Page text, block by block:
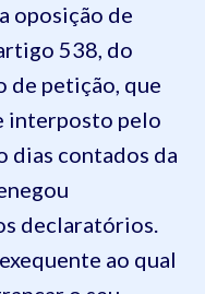
oposição de
538, do
de petição, que
interposto pelo
dias contados da
declaratórios.
ao qual